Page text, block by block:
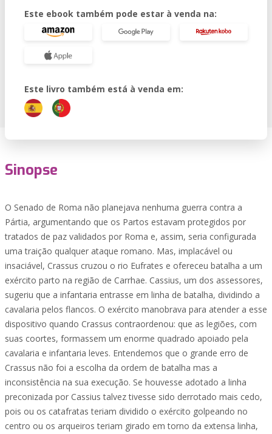
Este ebook também pode estar à venda na:
Este livro também está à venda em:
Sinopse
O Senado de Roma não planejava nenhuma guerra contra a
Pártia, argumentando que os Partos estavam protegidos por
tratados de paz validados por Roma e, assim, seria configurada
uma traição qualquer ataque romano. Mas, implacável ou
insaciável, Crassus cruzou o rio Eufrates e ofereceu batalha a um
exército parto na região de Carrhae. Cassius, um dos assessores,
sugeriu que a infantaria entrasse em linha de batalha, dividindo a
cavalaria pelos flancos. O exército manobrava para atender a esse
dispositivo quando Crassus contraordenou: que as legiões, com
suas coortes, formassem um enorme quadrado apoiado pela
cavalaria e infantaria leves. Entendemos que o grande erro de
Crassus não foi a escolha da ordem de batalha mas a
inconsistência na sua execução. Se houvesse adotado a linha
preconizada por Cassius talvez tivesse sido derrotado mais cedo,
pois ou os catafratas teriam dividido o exército golpeando no
centro ou os arqueiros teriam girado em torno da extensa linha,